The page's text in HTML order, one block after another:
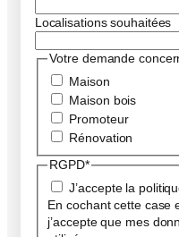
Localisations souhaitées
Votre demande
Maison
Maison bois
Promoteur
Rénovation
RGPD*
J’accepte la
En cochant cette case
j’accepte que mes